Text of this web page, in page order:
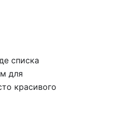
списка
для
красивого